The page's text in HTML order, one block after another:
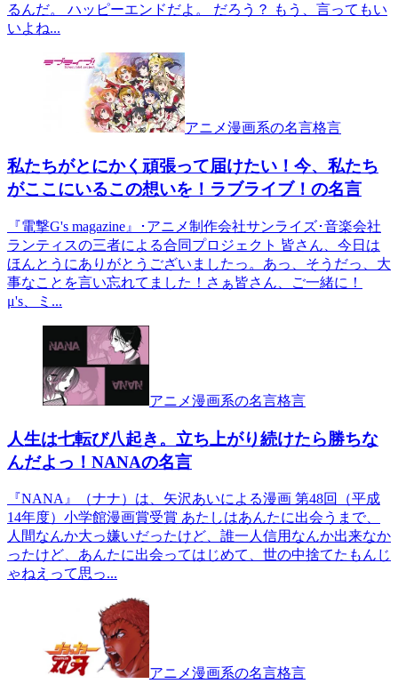
るんだ。 ハッピーエンドだよ。 だろう？ もう、言ってもい
いよね...
アニメ漫画系の名言格言
私たちがとにかく頑張って届けたい！今、私たち
がここにいるこの想いを！ラブライブ！の名言
『電撃G's magazine』･アニメ制作会社サンライズ･音楽会社
ランティスの三者による合同プロジェクト 皆さん、今日は
ほんとうにありがとうございましたっ。あっ、そうだっ、大
事なことを言い忘れてました！さぁ皆さん、ご一緒に！
μ's、ミ...
アニメ漫画系の名言格言
人生は七転び八起き。立ち上がり続けたら勝ちな
んだよっ！NANAの名言
『NANA』（ナナ）は、矢沢あいによる漫画 第48回（平成
14年度）小学館漫画賞受賞 あたしはあんたに出会うまで、
人間なんか大っ嫌いだったけど、誰一人信用なんか出来なか
ったけど、あんたに出会ってはじめて、世の中捨てたもんじ
ゃねえって思っ...
アニメ漫画系の名言格言